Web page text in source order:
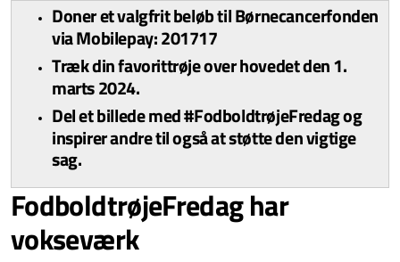
Doner et valgfrit beløb til Børnecancerfonden
via Mobilepay: 201717
Træk din favorittrøje over hovedet den 1.
marts 2024.
Del et billede med #FodboldtrøjeFredag og
inspirer andre til også at støtte den vigtige
sag.
FodboldtrøjeFredag har
vokseværk